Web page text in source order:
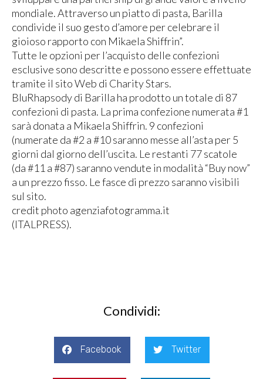
mondiale. Attraverso un piatto di pasta, Barilla
condivide il suo gesto d’amore per celebrare il
gioioso rapporto con Mikaela Shiffrin”.
Tutte le opzioni per l’acquisto delle confezioni
esclusive sono descritte e possono essere effettuate
tramite il sito Web di Charity Stars.
BluRhapsody di Barilla ha prodotto un totale di 87
confezioni di pasta. La prima confezione numerata #1
sarà donata a Mikaela Shiffrin. 9 confezioni
(numerate da #2 a #10 saranno messe all’asta per 5
giorni dal giorno dell’uscita. Le restanti 77 scatole
(da #11 a #87) saranno vendute in modalità “Buy now”
a un prezzo fisso. Le fasce di prezzo saranno visibili
sul sito.
credit photo agenziafotogramma.it
(ITALPRESS).
Condividi:
Facebook Twitter